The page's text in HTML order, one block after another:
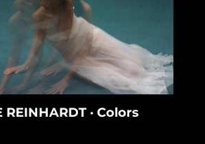
REINHARDT · Colors